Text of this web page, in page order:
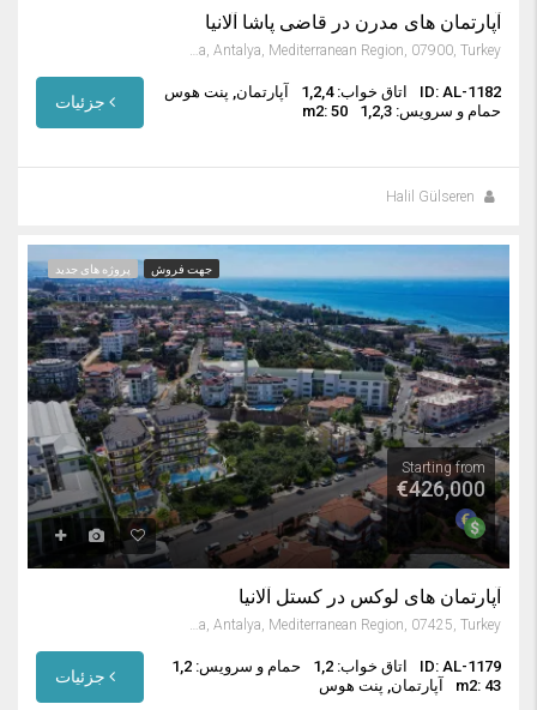
آپارتمان های مدرن در قاضی پاشا آلانیا
Gazipaşa, Antalya, Mediterranean Region, 07900, Turkey
ID: AL-1182
اتاق خواب: 1,2,4
حمام و سرویس: 1,2,3
m2: 50
آپارتمان, پنت هوس
Halil Gülseren
جهت فروش پروژه های جدید
Starting from
€426,000
آپارتمان های لوکس در کستل آلانیا
ID: AL-1179 اتاق خواب: 1,2
حمام و سرویس: 1,2
m2: 43
آپارتمان, پنت هوس